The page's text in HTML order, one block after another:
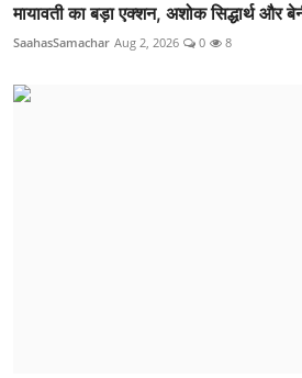
मायावती का बड़ा एक्शन, अशोक सिद्धार्थ और
SaahasSamachar Aug 2, 2026 0 8